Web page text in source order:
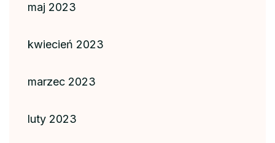
maj 2023
kwiecień 2023
marzec 2023
luty 2023